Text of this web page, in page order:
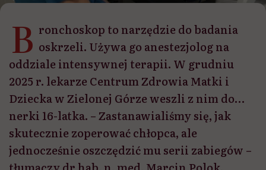
B ronchoskop to narzędzie do badania
oskrzeli. Używa go anestezjolog na
oddziale intensywnej terapii. W grudniu
2025 r. lekarze Centrum Zdrowia Matki i
Dziecka w Zielonej Górze weszli z nim do…
nerki 16-latka. – Zastanawialiśmy się, jak
skutecznie zoperować chłopca, ale
jednocześnie oszczędzić mu serii zabiegów –